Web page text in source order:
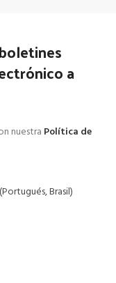
a
nuestra Política de
Portugués, Brasil)